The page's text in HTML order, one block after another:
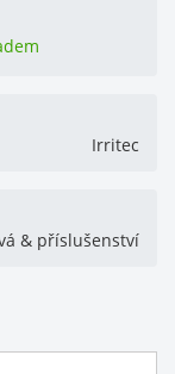
Irritec
& příslušenství